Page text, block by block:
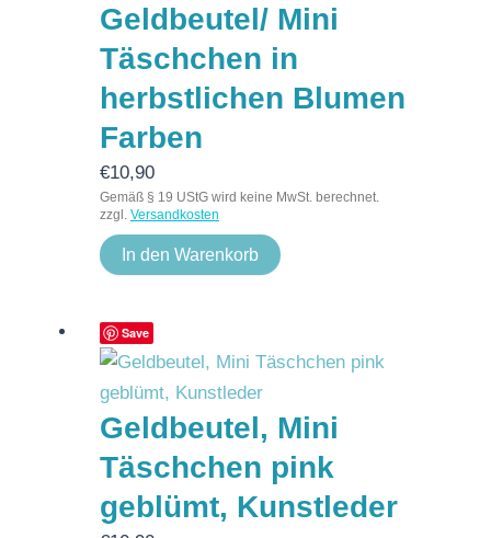
Geldbeutel/ Mini
Täschchen in
herbstlichen Blumen
Farben
€10,90
Gemäß § 19 UStG wird keine MwSt. berechnet.
zzgl. Versandkosten
In den Warenkorb
Save
Geldbeutel, Mini
Täschchen pink
geblümt, Kunstleder